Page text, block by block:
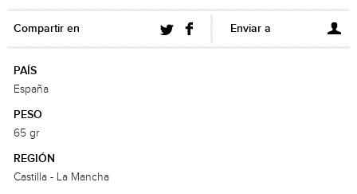
Compartir en Enviar a
PAÍS
España
PESO
65 gr
REGIÓN
Castilla - La Mancha